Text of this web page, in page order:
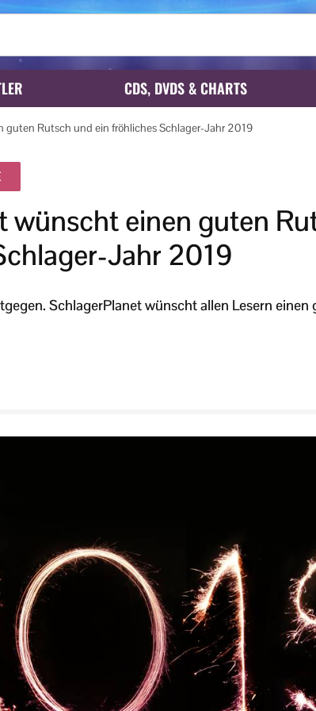
CDS, DVDS & CHARTS
guten Rutsch und ein fröhliches Schlager-Jahr 2019
wünscht einen guten
Jahr 2019
SchlagerPlanet wünscht allen Lesern einen